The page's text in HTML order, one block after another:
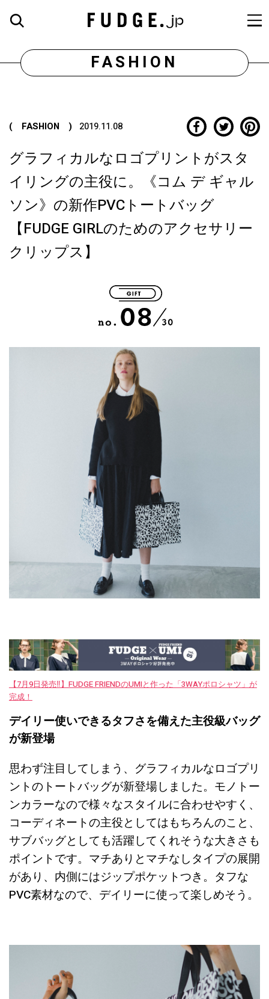
FASHION
( FASHION ) 2019.11.08
グラフィカルなロゴプリントがスタ
イリングの主役に。《コム デ ギャル
ソン》の新作PVCトートバッグ
【FUDGE GIRLのためのアクセサリー
クリップス】
【7月9日発売‼︎】FUDGE FRIENDのUMIと作った「3WAYポロシャツ」が
完成！
デイリー使いできるタフさを備えた主役級バッグ
が新登場
思わず注目してしまう、グラフィカルなロゴプリ
ントのトートバッグが新登場しました。モノトー
ンカラーなので様々なスタイルに合わせやすく、
コーディネートの主役としてはもちろんのこと、
サブバッグとしても活躍してくれそうな大きさも
ポイントです。マチありとマチなしタイプの展開
があり、内側にはジップポケットつき。タフな
PVC素材なので、デイリーに使って楽しめそう。